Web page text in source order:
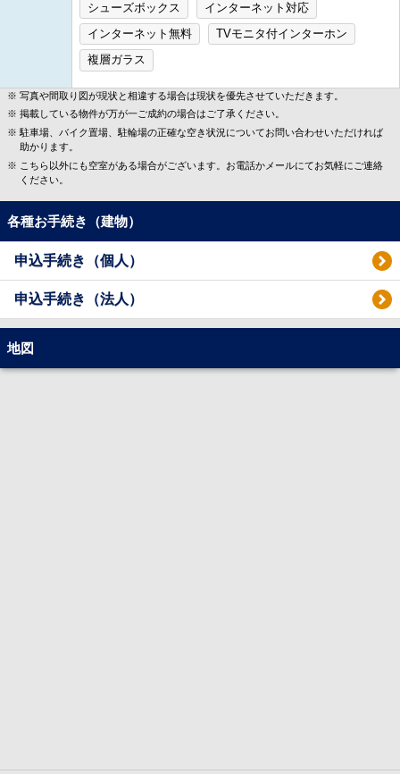
シューズボックス
インターネット対応
インターネット無料
TVモニタ付インターホン
複層ガラス
写真や間取り図が現状と相違する場合は現状を優先させていただきます。
掲載している物件が万が一ご成約の場合はご了承ください。
駐車場、バイク置場、駐輪場の正確な空き状況についてお問い合わせいただければ
助かります。
こちら以外にも空室がある場合がございます。お電話かメールにてお気軽にご連絡
ください。
各種お手続き（建物）
申込手続き（個人）
申込手続き（法人）
地図